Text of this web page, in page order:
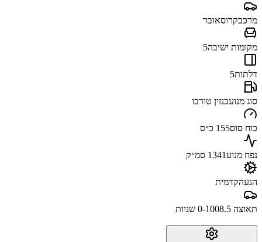
מרכבקרוסאובר
מקומות ישיבה5
דלתות5
סוג מנועבנזין טורבו
כוח סוס155 כ״ס
נפח מנוע1341 סמ״ק
הנעהקדמית
תאוצה 0-100 8.5 שניות